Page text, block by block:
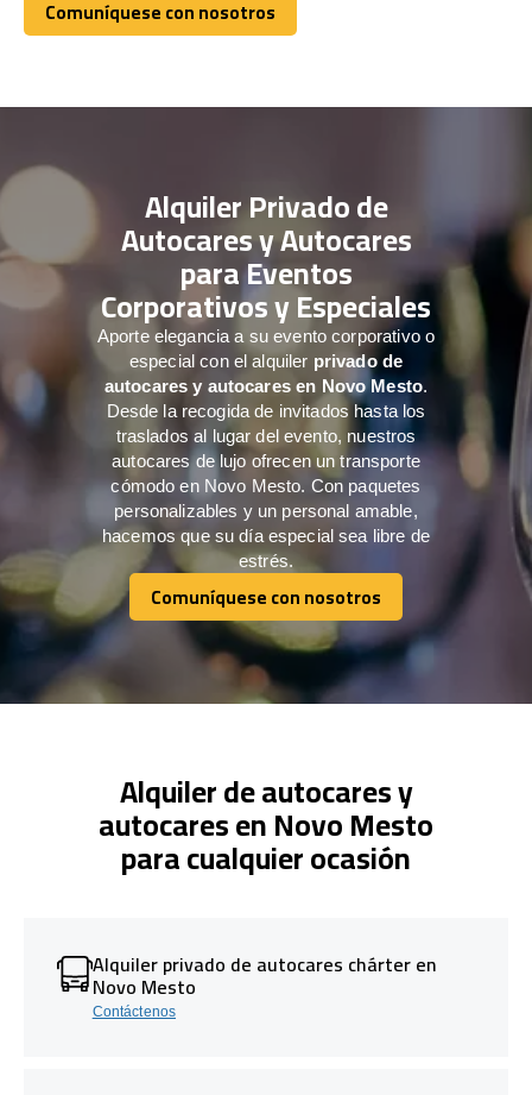
Comuníquese con nosotros
Comuníquese con nosotros
Alquiler Privado de
Autocares y Autocares
para Eventos
Corporativos y Especiales
Aporte elegancia a su evento corporativo o
especial con el alquiler privado de
autocares y autocares en Novo Mesto.
Desde la recogida de invitados hasta los
traslados al lugar del evento, nuestros
autocares de lujo ofrecen un transporte
cómodo en Novo Mesto. Con paquetes
personalizables y un personal amable,
hacemos que su día especial sea libre de
estrés.
Comuníquese con nosotros
Comuníquese con nosotros
Alquiler de autocares y
autocares en Novo Mesto
para cualquier ocasión
Alquiler privado de autocares chárter en
Novo Mesto
Contáctenos